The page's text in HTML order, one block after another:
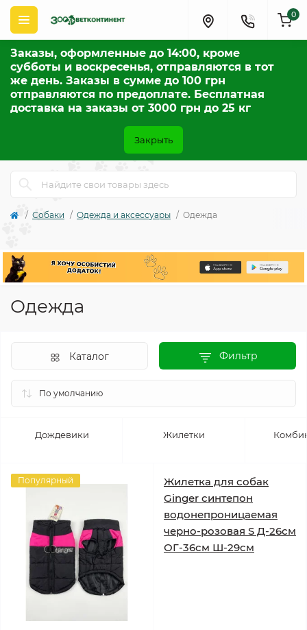
Заказы, оформленные до 14:00, кроме
субботы и воскресенья, отправляются в тот
же день. Заказы в сумме до 100 грн
отправляются по предоплате. Бесплатная
доставка на заказы от 3000 грн до 25 кг
Закрыть
0
Собаки Одежда и аксессуары Одежда
Одежда
Фильтр
Каталог
Дождевики Жилетки
Популярный
Жилетка для собак
Ginger синтепон
водонепроницаемая
черно-розовая S Д-26см
ОГ-36см Ш-29см